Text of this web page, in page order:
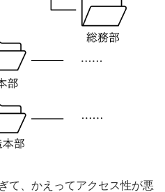
て、かえってアクセス性が悪